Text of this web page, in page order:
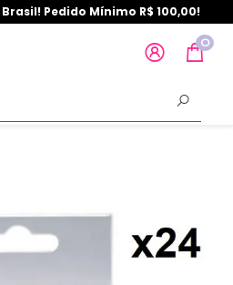
Pedido Mínimo R$ 100,00!
0